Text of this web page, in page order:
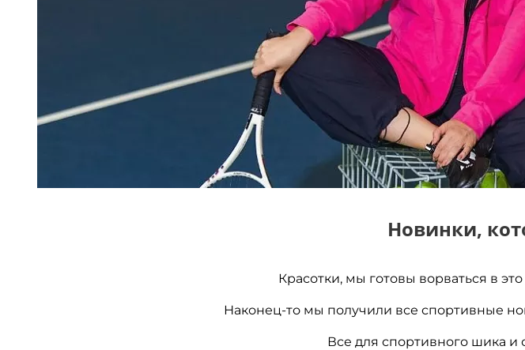
Новинки,
Красотки, мы готовы ворваться в
Наконец-то мы получили все спортивные
Все для спортивного шика и